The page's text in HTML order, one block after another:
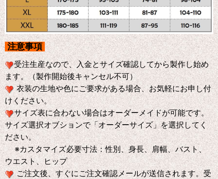
注意事項
受注生産なので、入金とサイズ確認してから製作し始め
ます。（製作開始後キャンセル不可）
衣装の生地や色にご要求がある場合、お気軽にお申し付
けください。
サイズ表に合わない場合はオーダーメイドが可能です。
サイズ選択オブションで「オーダーサイズ」を選択してく
ださい。
※カスタマイズ必要寸法：性別、身長、肩幅、バスト、
ウエスト、ヒップ
ご注文後、すぐにご注文確認メールが送信されます。受